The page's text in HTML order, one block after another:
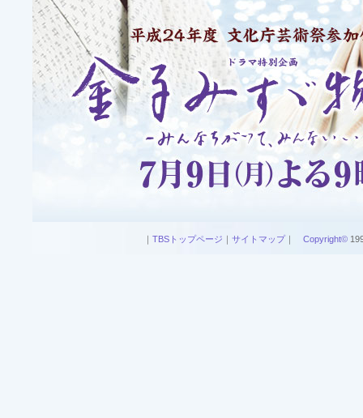
｜ TBSトップページ ｜ サイトマップ｜ Copyright©